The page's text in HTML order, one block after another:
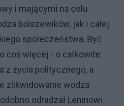
i mającymi na celu
bolszewików, jak i całej
społeczeństwa. Być
coś więcej - o całkowite
z życia politycznego, a
zlikwidowanie wodza
odradzał Leninowi